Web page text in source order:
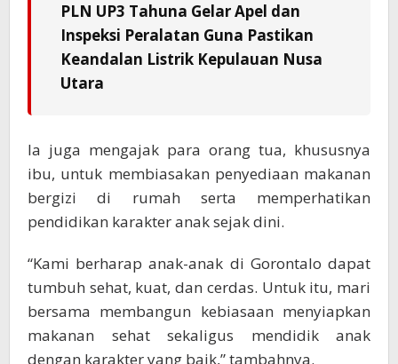
PLN UP3 Tahuna Gelar Apel dan
Inspeksi Peralatan Guna Pastikan
Keandalan Listrik Kepulauan Nusa
Utara
Ia juga mengajak para orang tua, khususnya
ibu, untuk membiasakan penyediaan makanan
bergizi di rumah serta memperhatikan
pendidikan karakter anak sejak dini.
“Kami berharap anak-anak di Gorontalo dapat
tumbuh sehat, kuat, dan cerdas. Untuk itu, mari
bersama membangun kebiasaan menyiapkan
makanan sehat sekaligus mendidik anak
dengan karakter yang baik,” tambahnya.